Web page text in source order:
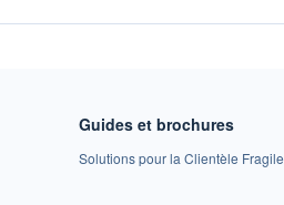
Guides et brochures
Solutions pour la Clientèle Fragile